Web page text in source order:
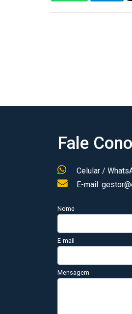
Fale
Celular /
E-mail:
Nome
E-mail
Mensagem